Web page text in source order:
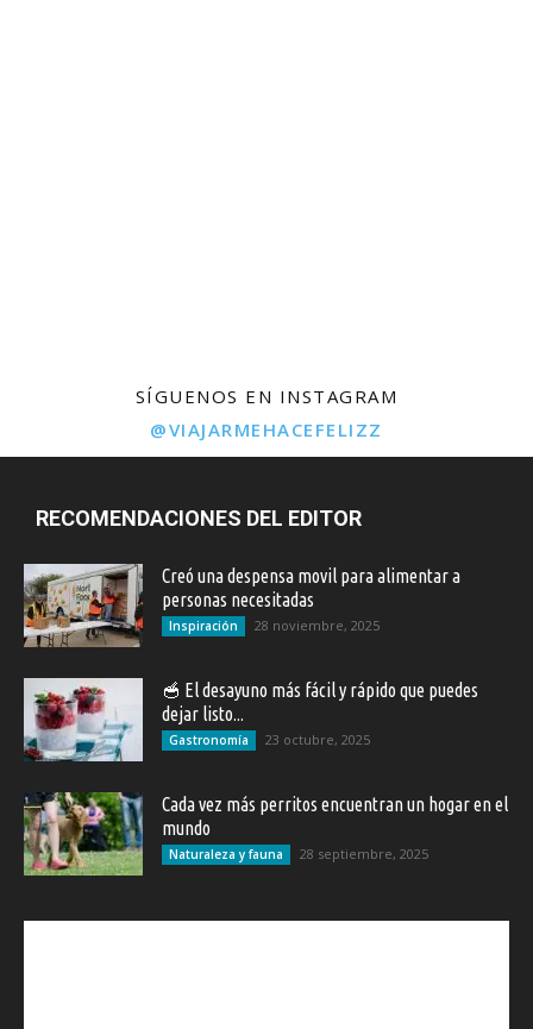
SÍGUENOS EN INSTAGRAM
@VIAJARMEHACEFELIZZ
RECOMENDACIONES DEL EDITOR
Creó una despensa movil para alimentar a
personas necesitadas
Inspiración 28 noviembre, 2025
🥣 El desayuno más fácil y rápido que puedes
dejar listo...
Gastronomía 23 octubre, 2025
Cada vez más perritos encuentran un hogar en el
mundo
Naturaleza y fauna 28 septiembre, 2025